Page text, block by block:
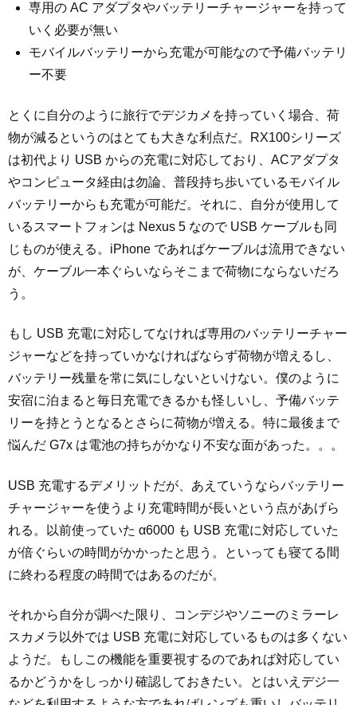
専用の AC アダプタやバッテリーチャージャーを持って
いく必要が無い
モバイルバッテリーから充電が可能なので予備バッテリ
ー不要
とくに自分のように旅行でデジカメを持っていく場合、荷
物が減るというのはとても大きな利点だ。RX100シリーズ
は初代より USB からの充電に対応しており、ACアダプタ
やコンピュータ経由は勿論、普段持ち歩いているモバイル
バッテリーからも充電が可能だ。それに、自分が使用して
いるスマートフォンは Nexus 5 なので USB ケーブルも同
じものが使える。iPhone であればケーブルは流用できない
が、ケーブル一本ぐらいならそこまで荷物にならないだろ
う。
もし USB 充電に対応してなければ専用のバッテリーチャー
ジャーなどを持っていかなければならず荷物が増えるし、
バッテリー残量を常に気にしないといけない。僕のように
安宿に泊まると毎日充電できるかも怪しいし、予備バッテ
リーを持とうとなるとさらに荷物が増える。特に最後まで
悩んだ G7x は電池の持ちがかなり不安な面があった。。。
USB 充電するデメリットだが、あえていうならバッテリー
チャージャーを使うより充電時間が長いという点があげら
れる。以前使っていた α6000 も USB 充電に対応していた
が倍ぐらいの時間がかかったと思う。といっても寝てる間
に終わる程度の時間ではあるのだが。
それから自分が調べた限り、コンデジやソニーのミラーレ
スカメラ以外では USB 充電に対応しているものは多くない
ようだ。もしこの機能を重要視するのであれば対応してい
るかどうかをしっかり確認しておきたい。とはいえデジ一